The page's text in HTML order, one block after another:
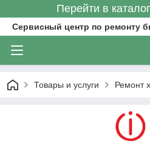
Перейти в
Сервисный центр по ремонту
Товары и услуги Ремонт